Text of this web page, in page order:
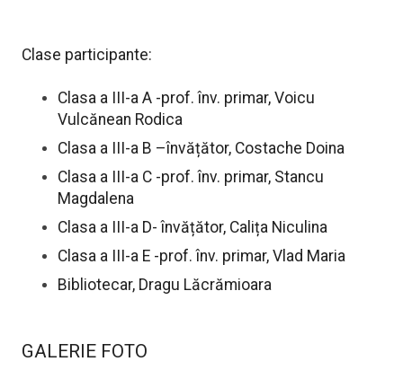
Clase participante:
Clasa a III-a A -prof. înv. primar, Voicu
Vulcănean Rodica
Clasa a III-a B –învățător, Costache Doina
Clasa a III-a C -prof. înv. primar, Stancu
Magdalena
Clasa a III-a D- învățător, Calița Niculina
Clasa a III-a E -prof. înv. primar, Vlad Maria
Bibliotecar, Dragu Lăcrămioara
GALERIE FOTO